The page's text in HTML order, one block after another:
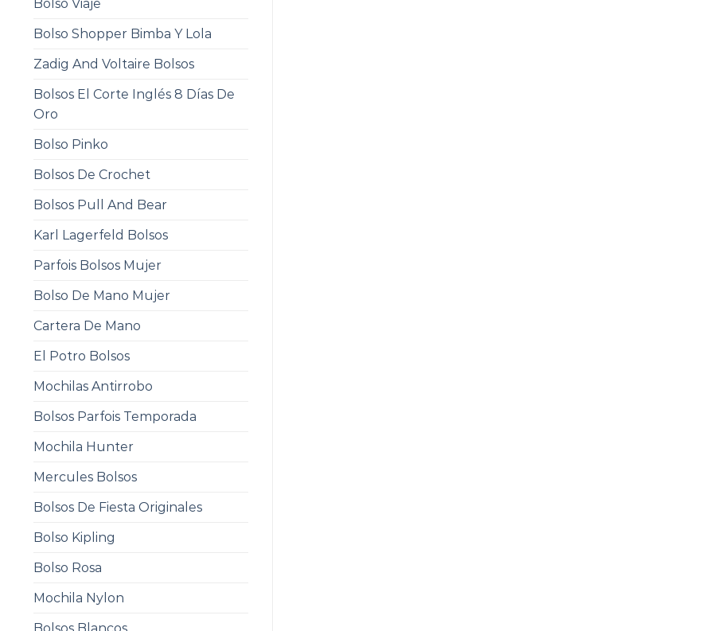
Bolso Viaje
Bolso Shopper Bimba Y Lola
Zadig And Voltaire Bolsos
Bolsos El Corte Inglés 8 Días De
Oro
Bolso Pinko
Bolsos De Crochet
Bolsos Pull And Bear
Karl Lagerfeld Bolsos
Parfois Bolsos Mujer
Bolso De Mano Mujer
Cartera De Mano
El Potro Bolsos
Mochilas Antirrobo
Bolsos Parfois Temporada
Mochila Hunter
Mercules Bolsos
Bolsos De Fiesta Originales
Bolso Kipling
Bolso Rosa
Mochila Nylon